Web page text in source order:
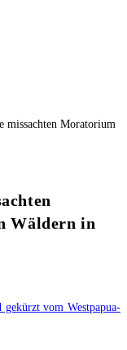
Wäldern in
vom Westpapua-